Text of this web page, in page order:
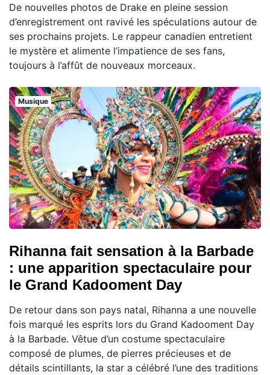
De nouvelles photos de Drake en pleine session
d’enregistrement ont ravivé les spéculations autour de
ses prochains projets. Le rappeur canadien entretient
le mystère et alimente l’impatience de ses fans,
toujours à l’affût de nouveaux morceaux.
Musique
Rihanna fait sensation à la Barbade
: une apparition spectaculaire pour
le Grand Kadooment Day
De retour dans son pays natal, Rihanna a une nouvelle
fois marqué les esprits lors du Grand Kadooment Day
à la Barbade. Vêtue d’un costume spectaculaire
composé de plumes, de pierres précieuses et de
détails scintillants, la star a célébré l’une des traditions